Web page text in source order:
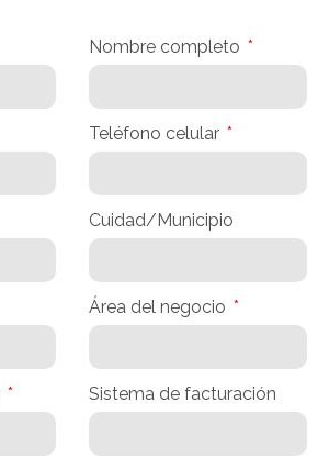
Nombre completo
Teléfono celular
Cuidad/Municipio
Área del negocio
Sistema de facturación